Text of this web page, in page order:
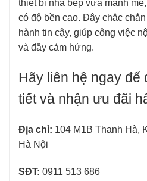
thiết bị nhà bếp vừa mạnh
có độ bền cao. Đây chắc
hành tin cậy, giúp công việc
và đầy cảm hứng.
Hãy liên hệ ngay
tiết và nhận ưu đãi
Địa chỉ: 104 M1B Thanh Hà,
Hà Nội
SĐT: 0911 513 686